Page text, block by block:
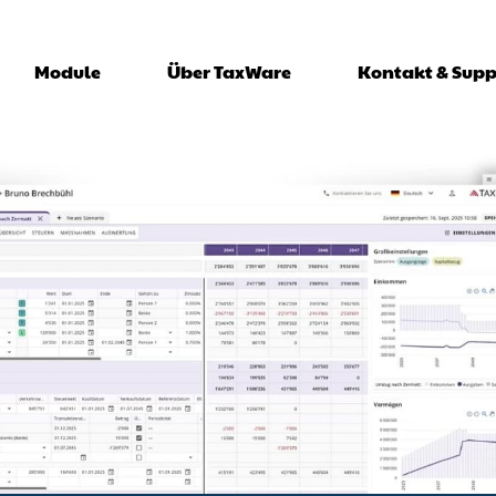
Inhalt
right (Tax Ware)
Module Über TaxWare Kontakt &